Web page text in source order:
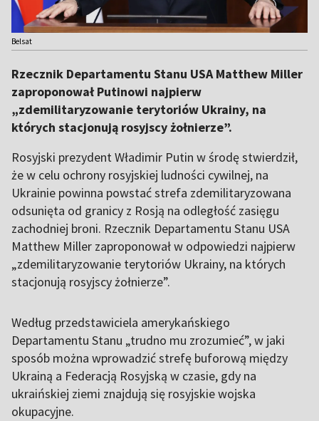
Belsat
Rzecznik Departamentu Stanu USA Matthew Miller
zaproponował Putinowi najpierw
„zdemilitaryzowanie terytoriów Ukrainy, na
których stacjonują rosyjscy żołnierze”.
Rosyjski prezydent Władimir Putin w środę stwierdził,
że w celu ochrony rosyjskiej ludności cywilnej, na
Ukrainie powinna powstać strefa zdemilitaryzowana
odsunięta od granicy z Rosją na odległość zasięgu
zachodniej broni. Rzecznik Departamentu Stanu USA
Matthew Miller zaproponował w odpowiedzi najpierw
„zdemilitaryzowanie terytoriów Ukrainy, na których
stacjonują rosyjscy żołnierze”.
Według przedstawiciela amerykańskiego
Departamentu Stanu „trudno mu zrozumieć”, w jaki
sposób można wprowadzić strefę buforową między
Ukrainą a Federacją Rosyjską w czasie, gdy na
ukraińskiej ziemi znajdują się rosyjskie wojska
okupacyjne.